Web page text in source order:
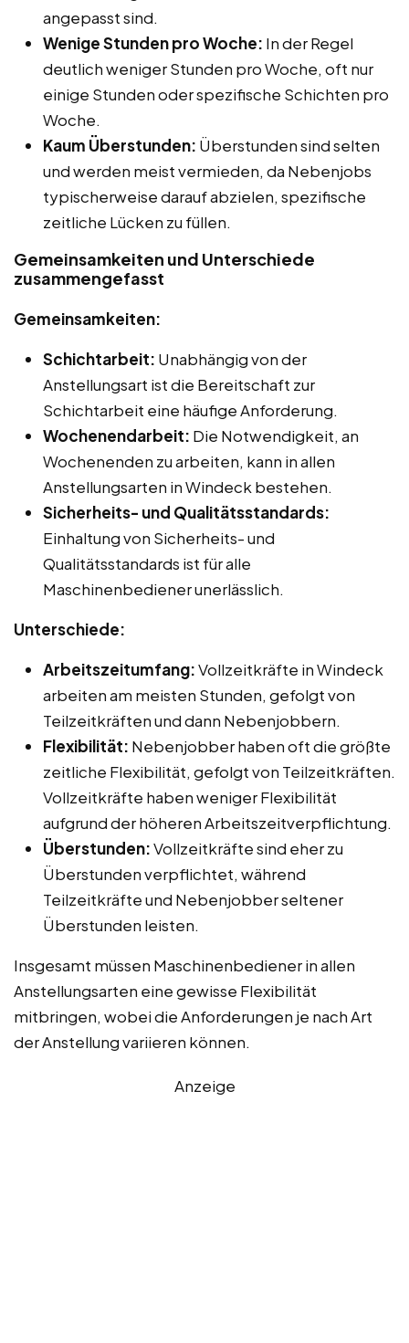
angepasst sind.
Wenige Stunden pro Woche: In der Regel
deutlich weniger Stunden pro Woche, oft nur
einige Stunden oder spezifische Schichten pro
Woche.
Kaum Überstunden: Überstunden sind selten
und werden meist vermieden, da Nebenjobs
typischerweise darauf abzielen, spezifische
zeitliche Lücken zu füllen.
Gemeinsamkeiten und Unterschiede
zusammengefasst
Gemeinsamkeiten:
Schichtarbeit: Unabhängig von der
Anstellungsart ist die Bereitschaft zur
Schichtarbeit eine häufige Anforderung.
Wochenendarbeit: Die Notwendigkeit, an
Wochenenden zu arbeiten, kann in allen
Anstellungsarten in Windeck bestehen.
Sicherheits- und Qualitätsstandards:
Einhaltung von Sicherheits- und
Qualitätsstandards ist für alle
Maschinenbediener unerlässlich.
Unterschiede:
Arbeitszeitumfang:Vollzeitkräfte in Windeck
arbeiten am meisten Stunden, gefolgt von
Teilzeitkräften und dann Nebenjobbern.
Flexibilität: Nebenjobber haben oft die größte
zeitliche Flexibilität, gefolgt von Teilzeitkräften.
Vollzeitkräfte haben weniger Flexibilität
aufgrund der höheren Arbeitszeitverpflichtung.
Überstunden:Vollzeitkräfte sind eher zu
Überstunden verpflichtet, während
Teilzeitkräfte und Nebenjobber seltener
Überstunden leisten.
Insgesamt müssen Maschinenbediener in allen
Anstellungsarten eine gewisse Flexibilität
mitbringen, wobei die Anforderungen je nach Art
der Anstellung variieren können.
Anzeige